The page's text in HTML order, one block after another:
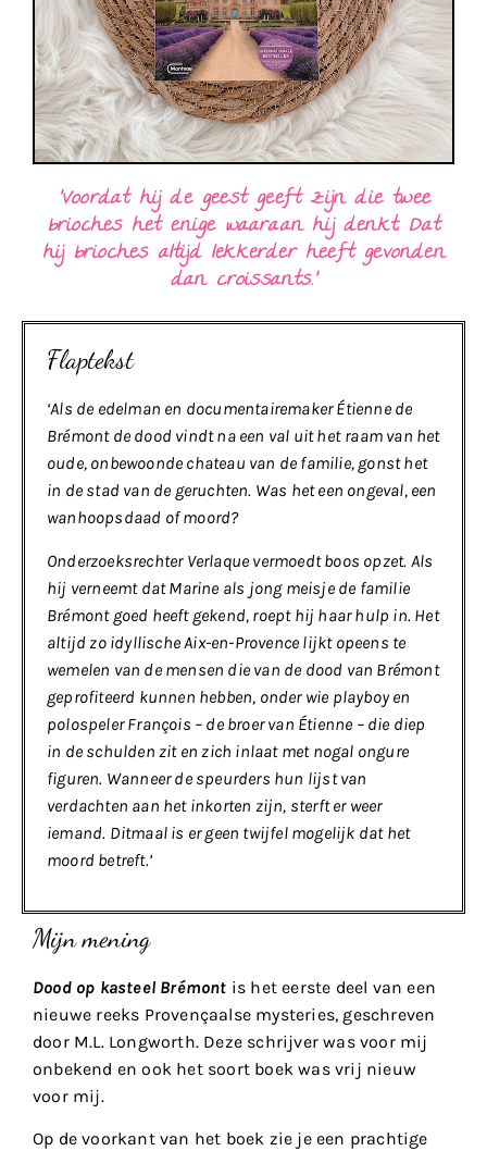
‘Voordat hij de geest geeft zijn die twee
brioches het enige waaraan hij denkt. Dat
hij brioches altijd lekkerder heeft gevonden
dan croissants.’
Flaptekst
‘Als de edelman en documentairemaker Étienne de
Brémont de dood vindt na een val uit het raam van het
oude, onbewoonde chateau van de familie, gonst het
in de stad van de geruchten. Was het een ongeval, een
wanhoopsdaad of moord?
Onderzoeksrechter Verlaque vermoedt boos opzet. Als
hij verneemt dat Marine als jong meisje de familie
Brémont goed heeft gekend, roept hij haar hulp in. Het
altijd zo idyllische Aix-en-Provence lijkt opeens te
wemelen van de mensen die van de dood van Brémont
geprofiteerd kunnen hebben, onder wie playboy en
polospeler François – de broer van Étienne – die diep
in de schulden zit en zich inlaat met nogal ongure
figuren. Wanneer de speurders hun lijst van
verdachten aan het inkorten zijn, sterft er weer
iemand. Ditmaal is er geen twijfel mogelijk dat het
moord betreft.’
Mijn mening
Dood op kasteel Brémont is het eerste deel van een
nieuwe reeks Provençaalse mysteries, geschreven
door M.L. Longworth. Deze schrijver was voor mij
onbekend en ook het soort boek was vrij nieuw
voor mij.
Op de voorkant van het boek zie je een prachtige